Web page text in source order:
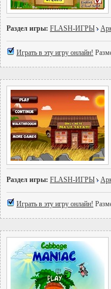
Раздел игры: FLASH-ИГРЫ
Играть в эту игру онлайн!
Раздел игры: FLASH-ИГРЫ
Играть в эту игру онлайн!